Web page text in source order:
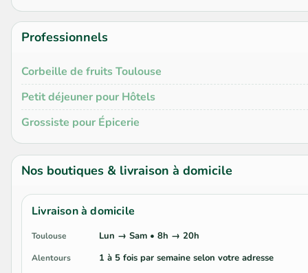
Professionnels
Corbeille de fruits Toulouse
Petit déjeuner pour Hôtels
Grossiste pour Épicerie
Nos boutiques & livraison à domicile
Livraison à domicile
Toulouse Lun → Sam • 8h → 20h
Alentours 1 à 5 fois par semaine selon votre adresse